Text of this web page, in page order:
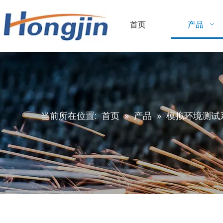
首页 产品
当前所在位置: 首页 » 产品 » 模拟环境测试